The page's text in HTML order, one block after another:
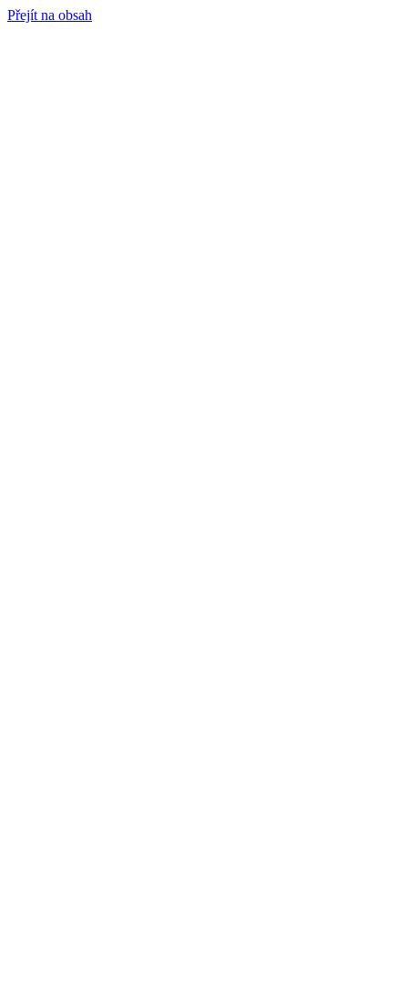
Přejít na obsah